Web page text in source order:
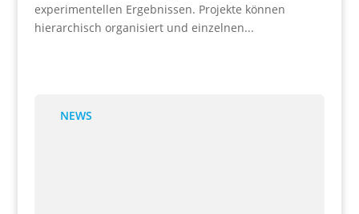
experimentellen Ergebnissen. Projekte können
hierarchisch organisiert und einzelnen...
NEWS